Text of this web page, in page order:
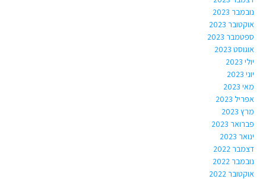
נובמבר 2023
אוקטובר 2023
ספטמבר 2023
אוגוסט 2023
יולי 2023
יוני 2023
מאי 2023
אפריל 2023
מרץ 2023
פברואר 2023
ינואר 2023
דצמבר 2022
נובמבר 2022
אוקטובר 2022